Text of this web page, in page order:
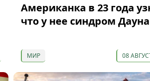
Американка в 23 года
что у нее синдром Дауна
МИР 08